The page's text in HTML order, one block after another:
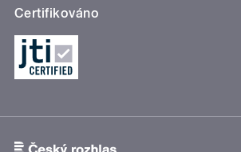
Certifikováno